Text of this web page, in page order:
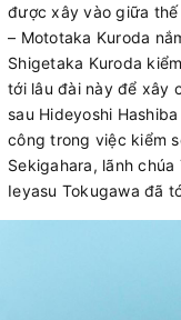
được xây vào giữa
– Mototaka Kuroda
Shigetaka Kuroda
tới lâu đài này để xây
sau Hideyoshi
công trong việc kiểm
Sekigahara, lãnh
Ieyasu Tokugawa đã